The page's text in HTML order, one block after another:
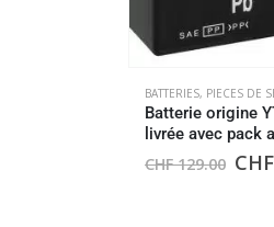
BATTERIES, PIECES DE
Batterie origine
livrée avec pack
CHF129.00 CHF